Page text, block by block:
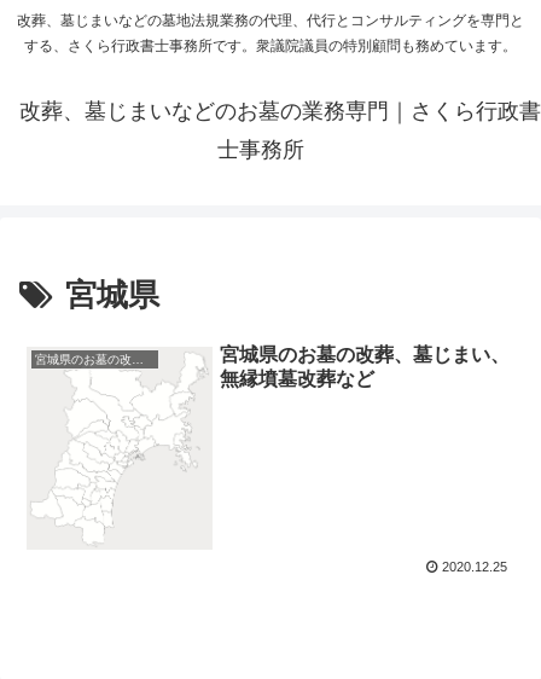
改葬、墓じまいなどの墓地法規業務の代理、代行とコンサルティングを専門と
する、さくら行政書士事務所です。衆議院議員の特別顧問も務めています。
改葬、墓じまいなどのお墓の業務専門｜さくら行政書
士事務所
宮城県
宮城県のお墓の改葬、墓じまい、
無縁墳墓改葬など
2020.12.25